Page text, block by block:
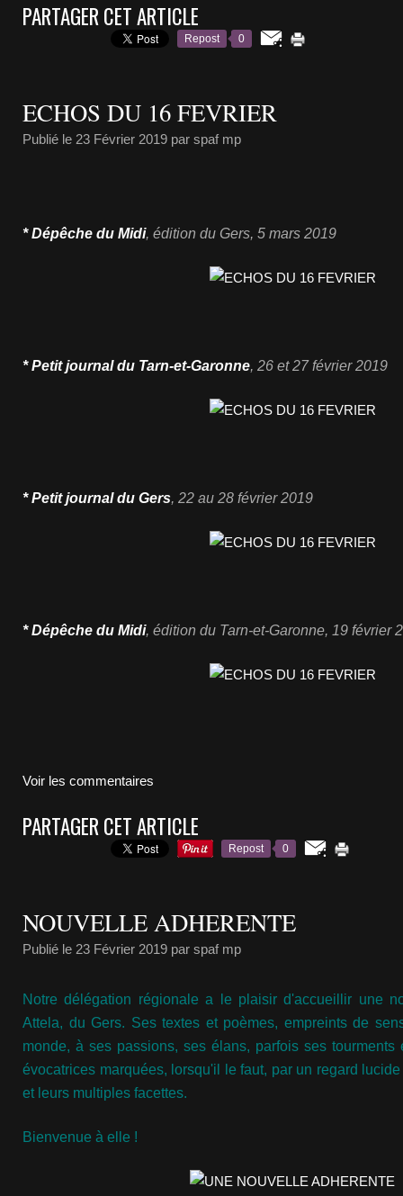
PARTAGER CET ARTICLE
Repost 0
ECHOS DU 16 FEVRIER
Publié le 23 Février 2019 par spaf mp
* Dépêche du Midi, édition du Gers, 5 mars 2019
* Petit journal du Tarn-et-Garonne, 26 et 27 février 2019
* Petit journal du Gers, 22 au 28 février 2019
* Dépêche du Midi, édition du Tarn-et-Garonne, 19 février
Voir les commentaires
PARTAGER CET ARTICLE
Repost 0
NOUVELLE ADHERENTE
Publié le 23 Février 2019 par spaf mp
Notre délégation régionale a le plaisir d'accueillir une
Attela, du Gers. Ses textes et poèmes, empreints de
monde, à ses passions, ses élans, parfois ses
évocatrices marquées, lorsqu'il le faut, par un regard
et leurs multiples facettes.
Bienvenue à elle !